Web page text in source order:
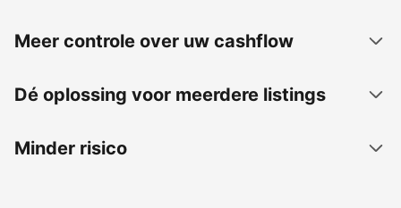
Meer controle over uw cashflow
Dé oplossing voor meerdere listings
Minder risico